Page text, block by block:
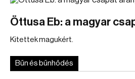
Öttusa Eb: a magyar
Kitettek magukért.
Bűn és bűnhődés